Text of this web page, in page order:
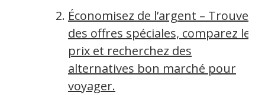
Économisez de l’argent – Trouvez
des offres spéciales, comparez les
prix et recherchez des
alternatives bon marché pour
voyager.